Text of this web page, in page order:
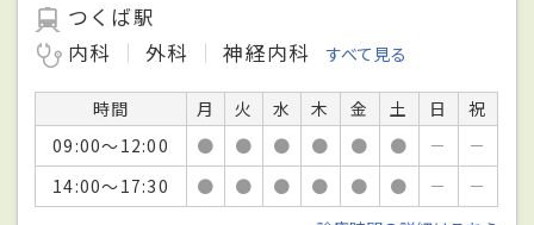
つくば駅
内科
外科 神経内科 すべて見る
時間 月 火 水 木 金 土 日
祝
09:00～12:00
● ● ● ● ● ● －
－
14:00～17:30
● ● ● ● ● ● －
－